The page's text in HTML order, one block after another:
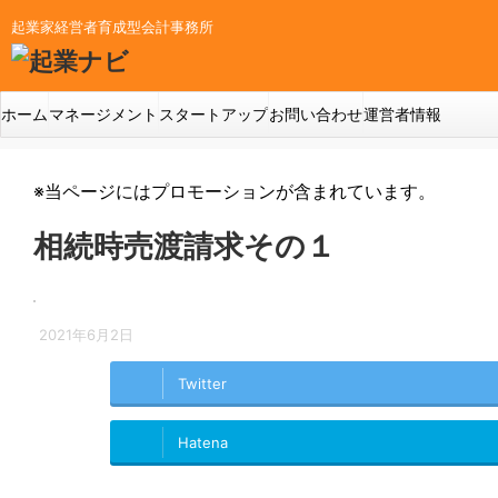
起業家経営者育成型会計事務所
ホームマネージメント スタートアップお問い合わせ運営者情報
※当ページにはプロモーションが含まれています。
相続時売渡請求その１
2021年6月2日
Twitter
Hatena